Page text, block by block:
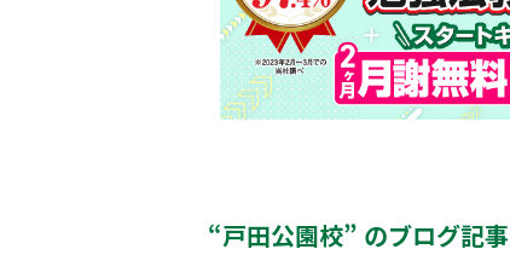
“戸田公園校” のブログ記事